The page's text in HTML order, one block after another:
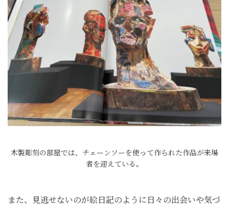
木製彫刻の部屋では、チェーンソーを使って作られた作品が来場
者を迎えている。
また、見逃せないのが絵日記のように日々の出会いや気づ